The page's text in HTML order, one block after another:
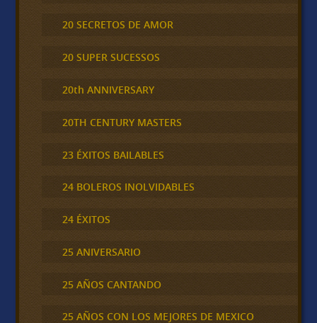
20 SECRETOS DE AMOR
20 SUPER SUCESSOS
20th ANNIVERSARY
20TH CENTURY MASTERS
23 ÉXITOS BAILABLES
24 BOLEROS INOLVIDABLES
24 ÉXITOS
25 ANIVERSARIO
25 AÑOS CANTANDO
25 AÑOS CON LOS MEJORES DE MEXICO